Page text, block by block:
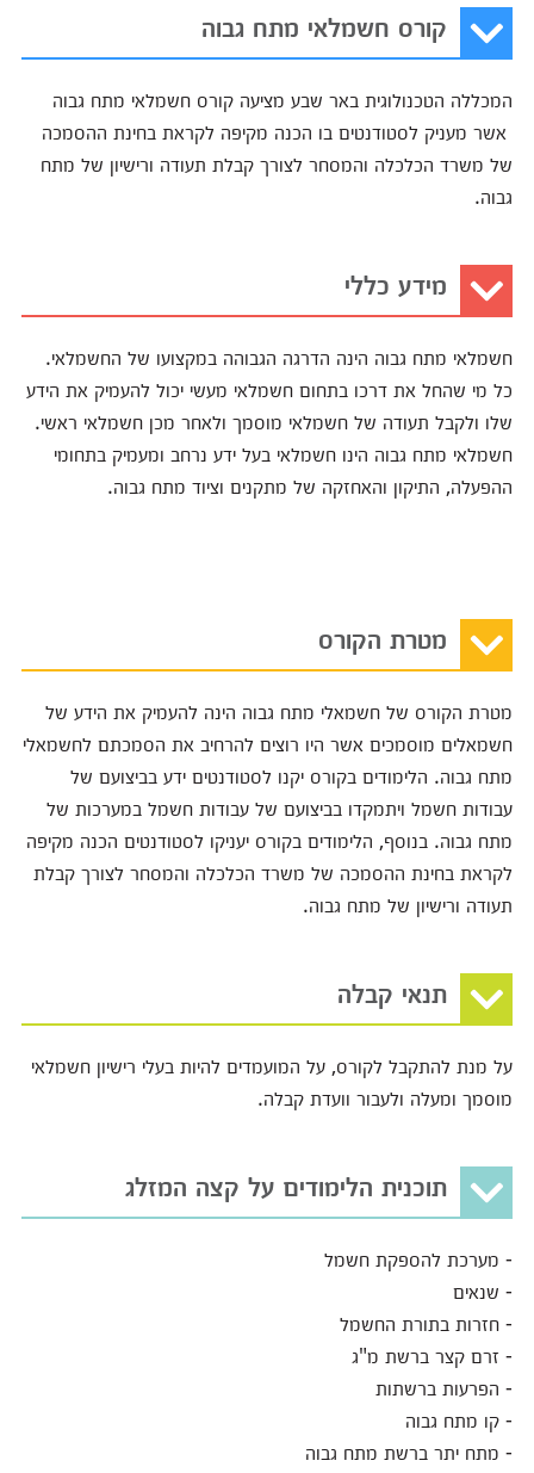
קורס חשמלאי מתח גבוה
המכללה הטכנולוגית באר שבע מציעה קורס חשמלאי מתח גבוה
אשר מעניק לסטודנטים בו הכנה מקיפה לקראת בחינת ההסמכה
של משרד הכלכלה והמסחר לצורך קבלת תעודה ורישיון של מתח
גבוה.
מידע כללי
חשמלאי מתח גבוה הינה הדרגה הגבוהה במקצועו של החשמלאי.
כל מי שהחל את דרכו בתחום חשמלאי מעשי יכול להעמיק את הידע
שלו ולקבל תעודה של חשמלאי מוסמך ולאחר מכן חשמלאי ראשי.
חשמלאי מתח גבוה הינו חשמלאי בעל ידע נרחב ומעמיק בתחומי
ההפעלה, התיקון והאחזקה של מתקנים וציוד מתח גבוה.
מטרת הקורס
מטרת הקורס של חשמאלי מתח גבוה הינה להעמיק את הידע של
חשמאלים מוסמכים אשר היו רוצים להרחיב את הסמכתם לחשמאלי
מתח גבוה. הלימודים בקורס יקנו לסטודנטים ידע בביצועם של
עבודות חשמל ויתמקדו בביצועם של עבודות חשמל במערכות של
מתח גבוה. בנוסף, הלימודים בקורס יעניקו לסטודנטים הכנה מקיפה
לקראת בחינת ההסמכה של משרד הכלכלה והמסחר לצורך קבלת
תעודה ורישיון של מתח גבוה.
תנאי קבלה
על מנת להתקבל לקורס, על המועמדים להיות בעלי רישיון חשמלאי
מוסמך ומעלה ולעבור וועדת קבלה.
תוכנית הלימודים על קצה המזלג
- מערכת להספקת חשמל
- שנאים
- חזרות בתורת החשמל
- זרם קצר ברשת מ"ג
- הפרעות ברשתות
- קו מתח גבוה
- מתח יתר ברשת מתח גבוה